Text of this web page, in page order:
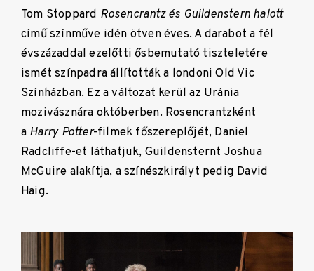
Tom Stoppard Rosencrantz és Guildenstern halott
című színműve idén ötven éves. A darabot a fél
évszázaddal ezelőtti ősbemutató tiszteletére
ismét színpadra állították a londoni Old Vic
Színházban. Ez a változat kerül az Uránia
mozivásznára októberben. Rosencrantzként
a Harry Potter-filmek főszereplőjét, Daniel
Radcliffe-et láthatjuk, Guildensternt Joshua
McGuire alakítja, a színészkirályt pedig David
Haig.